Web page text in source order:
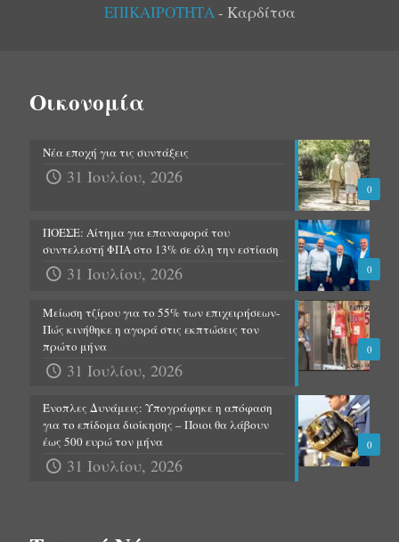
ΕΠΙΚΑΙΡΟΤΗΤΑ- Καρδίτσα
Οικονομία
0
Νέα εποχή για τις συντάξεις
31 Ιουλίου, 2026
0
ΠΟΕΣΕ: Αίτημα για επαναφορά του
συντελεστή ΦΠΑ στο 13% σε όλη την εστίαση
31 Ιουλίου, 2026
0
Μείωση τζίρου για το 55% των επιχειρήσεων-
Πώς κινήθηκε η αγορά στις εκπτώσεις τον
πρώτο μήνα
31 Ιουλίου, 2026
0
Ένοπλες Δυνάμεις: Υπογράφηκε η απόφαση
για το επίδομα διοίκησης – Ποιοι θα λάβουν
έως 500 ευρώ τον μήνα
31 Ιουλίου, 2026